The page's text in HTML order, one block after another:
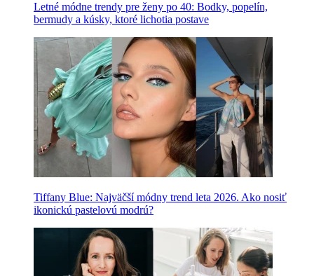
Letné módne trendy pre ženy po 40: Bodky, popelín,
bermudy a kúsky, ktoré lichotia postave
Tiffany Blue: Najväčší módny trend leta 2026. Ako nosiť
ikonickú pastelovú modrú?